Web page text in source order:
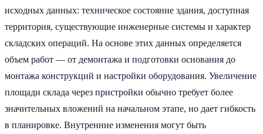
исходных данных: техническое состояние здания, доступная
территория, существующие инженерные системы и характер
складских операций. На основе этих данных определяется
объем работ — от демонтажа и подготовки основания до
монтажа конструкций и настройки оборудования. Увеличение
площади склада через пристройки обычно требует более
значительных вложений на начальном этапе, но дает гибкость
в планировке. Внутренние изменения могут быть